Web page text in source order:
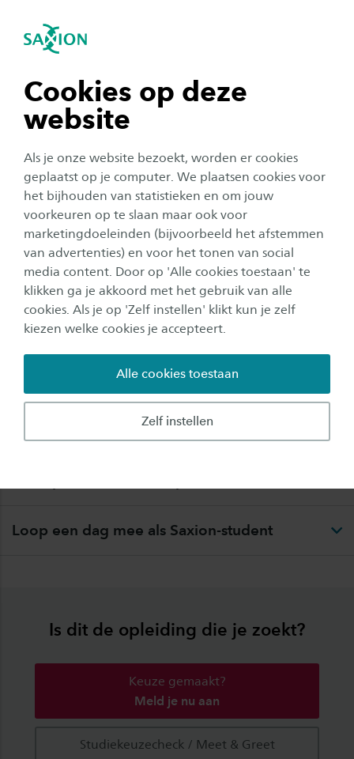
Cookies op deze
website
Als je onze website bezoekt, worden er cookies
geplaatst op je computer. We plaatsen cookies voor
het bijhouden van statistieken en om jouw
voorkeuren op te slaan maar ook voor
marketingdoeleinden (bijvoorbeeld het afstemmen
van advertenties) en voor het tonen van social
media content. Door op 'Alle cookies toestaan' te
klikken ga je akkoord met het gebruik van alle
cookies. Als je op 'Zelf instellen' klikt kun je zelf
kiezen welke cookies je accepteert.
Zelf instellen
Alle cookies toestaan
Navigatie openen
tonen
tonen
tonen
tonen
sluiten
Social Work
Subnavigatie tonen
Proefstuderen
Is Social Work iets voor jou? Meld je eerst eens
aan voor een open dag en maak kennis met
studenten en docenten die je meer kunnen
vertellen over deze opleiding. Heb je al een
open dag bezocht, maar wil je je nog iets verder
verdiepen in deze studie? Kom dan
proefstuderen! Je kunt kiezen tussen een
proefles of een dag meelopen.
Loop een dag mee als Saxion-student
Is dit de opleiding die je zoekt?
Keuze gemaakt?
Meld je nu aan
Studiekeuzecheck / Meet & Greet